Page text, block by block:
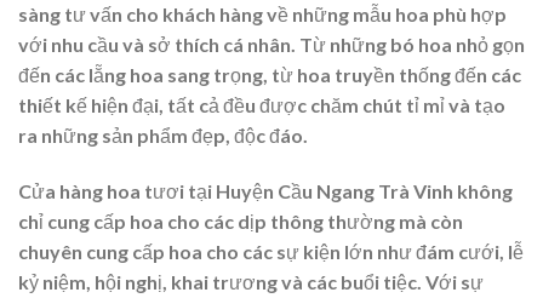
sàng tư vấn cho khách hàng về những mẫu hoa phù hợp
với nhu cầu và sở thích cá nhân. Từ những bó hoa nhỏ gọn
đến các lẵng hoa sang trọng, từ hoa truyền thống đến các
thiết kế hiện đại, tất cả đều được chăm chút tỉ mỉ và tạo
ra những sản phẩm đẹp, độc đáo.
Cửa hàng hoa tươi tại Huyện Cầu Ngang Trà Vinh không
chỉ cung cấp hoa cho các dịp thông thường mà còn
chuyên cung cấp hoa cho các sự kiện lớn như đám cưới, lễ
kỷ niệm, hội nghị, khai trương và các buổi tiệc. Với sự